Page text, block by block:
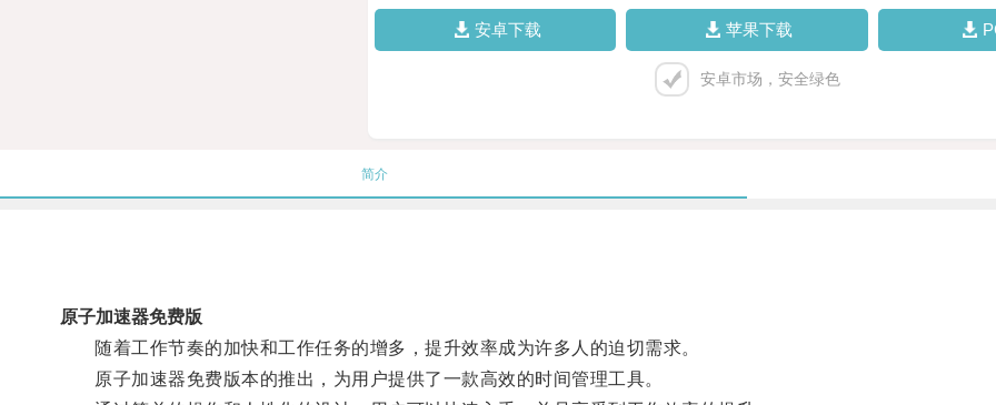
安卓下载 苹果下载
安卓市场，安全绿色
简介
原子加速器免费版
随着工作节奏的加快和工作任务的增多，提升效率成为许多人的迫切需求。
原子加速器免费版本的推出，为用户提供了一款高效的时间管理工具。